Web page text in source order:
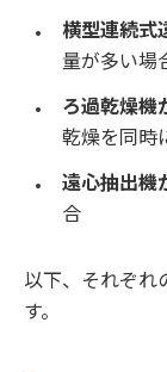
横型連続式
量が多い場
ろ過乾燥機
乾燥を同時
遠心抽出機
合
以下、それぞれ
す。